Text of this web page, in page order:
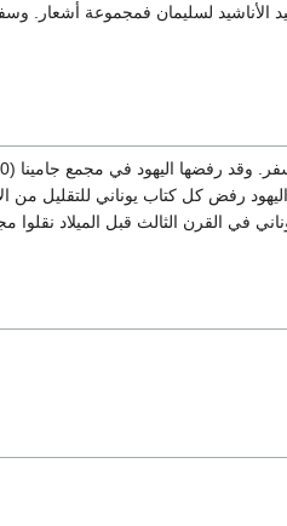
لسليمان فمجموعة أشعار.
رفض كل كتاب يوناني للتقليل من
في القرن الثالث قبل الميلاد نقلوا